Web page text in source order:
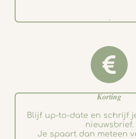
.
𝑲𝒐𝒓𝒕𝒊𝒏𝒈
Blijf up-to-date en schrijf
nieuwsbrief.
Je spaart dan meteen